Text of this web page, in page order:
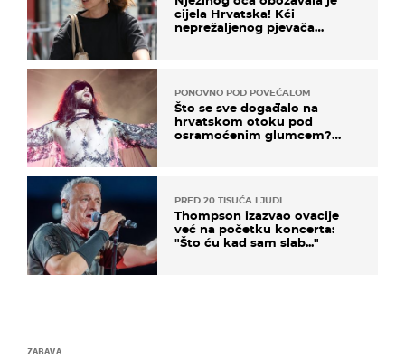
cijela Hrvatska! Kći
neprežaljenog pjevača
PONOVNO POD POVEĆALOM
Što se sve događalo na
hrvatskom otoku pod
osramoćenim glumcem?
PRED 20 TISUĆA LJUDI
Thompson izazvao ovacije
već na početku koncerta:
"Što ću kad sam slab..."
ZABAVA